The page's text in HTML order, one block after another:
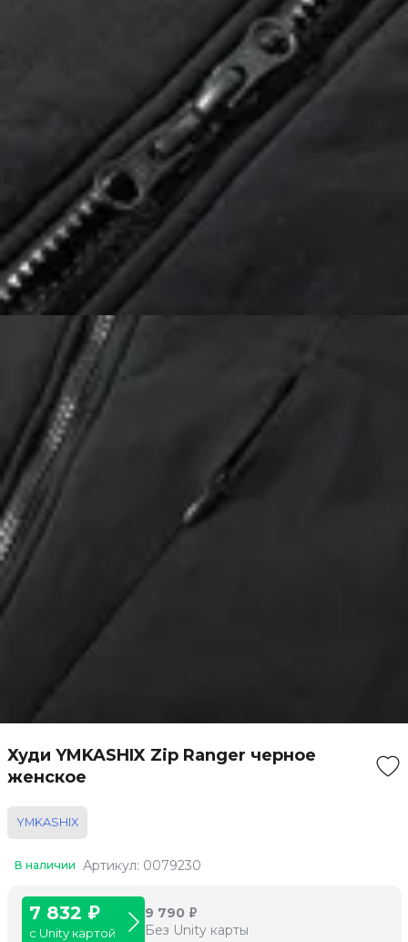
Худи YMKASHIX Zip Ranger черное
женское
YMKASHIX
В наличии Артикул: 0079230
7 832 ₽
с Unity картой
9 790 ₽
Без Unity карты